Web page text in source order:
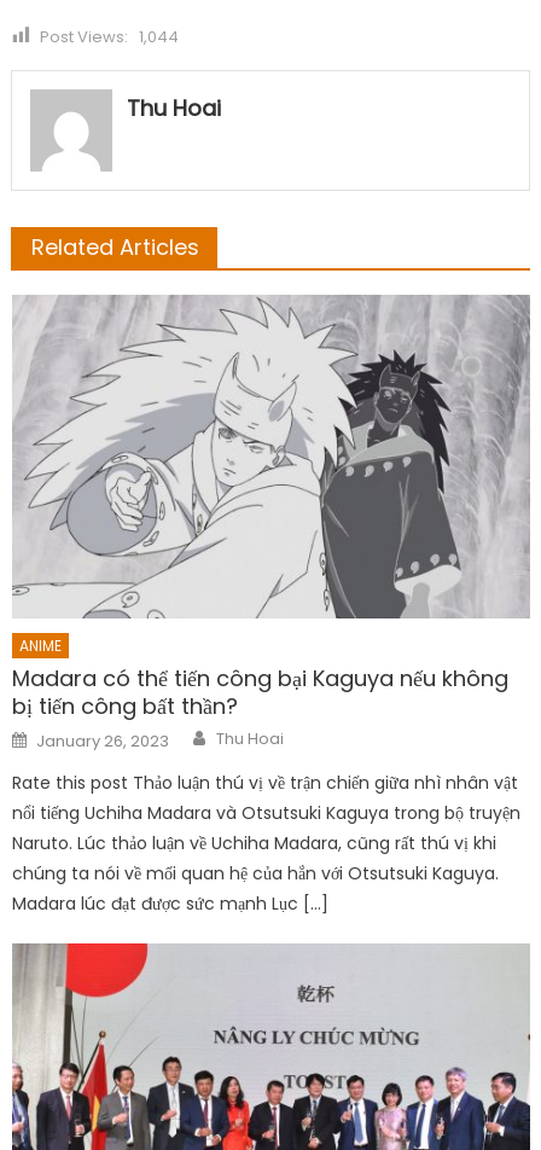
Post Views: 1,044
Thu Hoai
Related Articles
ANIME
Madara có thể tiến công bại Kaguya nếu không
bị tiến công bất thần?
Posted
on
January 26, 2023 Author
Thu Hoai
Rate this post Thảo luận thú vị về trận chiến giữa nhì nhân vật
nổi tiếng Uchiha Madara và Otsutsuki Kaguya trong bộ truyện
Naruto. Lúc thảo luận về Uchiha Madara, cũng rất thú vị khi
chúng ta nói về mối quan hệ của hắn với Otsutsuki Kaguya.
Madara lúc đạt được sức mạnh Lục […]